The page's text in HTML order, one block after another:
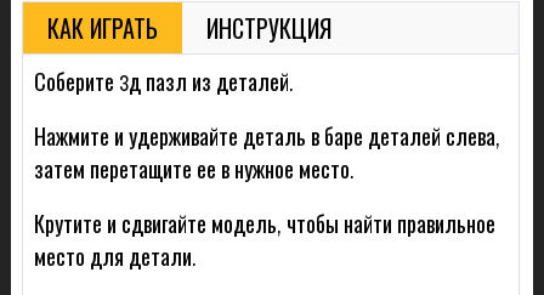
КАК ИГРАТЬ ИНСТРУКЦИЯ
Соберите 3д пазл из деталей.
Нажмите и удерживайте деталь в баре деталей слева,
затем перетащите ее в нужное место.
Крутите и сдвигайте модель, чтобы найти правильное
место для детали.